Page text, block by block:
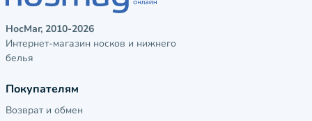
НосМаг, 2010-2026
Интернет-магазин носков и нижнего
белья
Покупателям
Возврат и обмен